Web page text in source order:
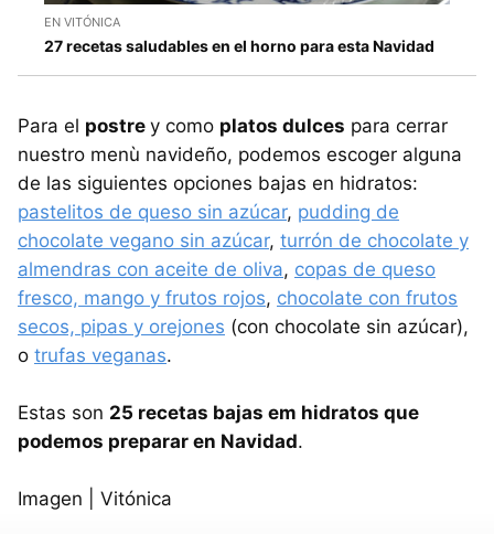
EN VITÓNICA
27 recetas saludables en el horno para esta Navidad
Para el postre y como platos dulces para cerrar
nuestro menù navideño, podemos escoger alguna
de las siguientes opciones bajas en hidratos:
pastelitos de queso sin azúcar, pudding de
chocolate vegano sin azúcar, turrón de chocolate y
almendras con aceite de oliva, copas de queso
fresco, mango y frutos rojos, chocolate con frutos
secos, pipas y orejones (con chocolate sin azúcar),
o trufas veganas.
Estas son 25 recetas bajas em hidratos que
podemos preparar en Navidad.
Imagen | Vitónica